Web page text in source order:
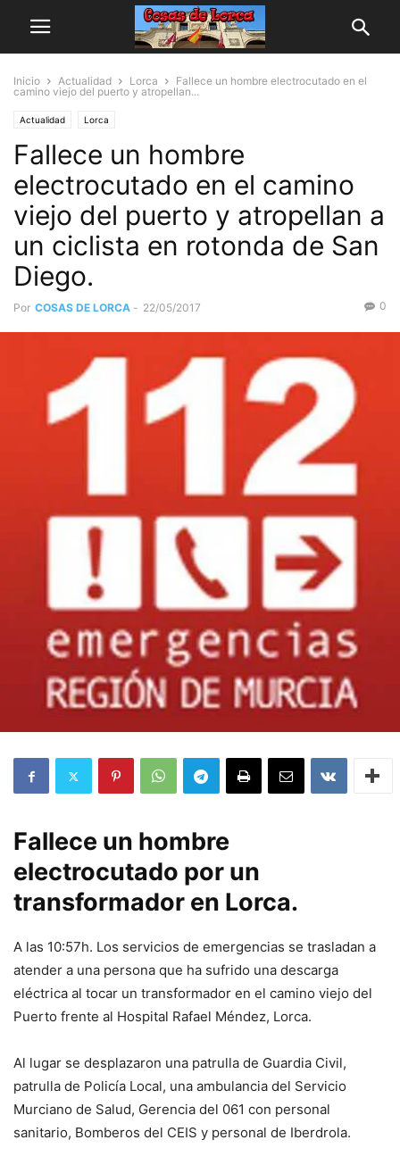
Inicio Actualidad Lorca
Fallece un hombre electrocutado en el
camino viejo del puerto y atropellan...
Actualidad Lorca
Fallece un hombre
electrocutado en el camino
viejo del puerto y atropellan a
un ciclista en rotonda de San
Diego.
Por COSAS DE LORCA - 22/05/2017 0
Fallece un hombre
electrocutado por un
transformador en Lorca.
A las 10:57h. Los servicios de emergencias se trasladan a
atender a una persona que ha sufrido una descarga
eléctrica al tocar un transformador en el camino viejo del
Puerto frente al Hospital Rafael Méndez, Lorca.
Al lugar se desplazaron una patrulla de Guardia Civil,
patrulla de Policía Local, una ambulancia del Servicio
Murciano de Salud, Gerencia del 061 con personal
sanitario, Bomberos del CEIS y personal de Iberdrola.